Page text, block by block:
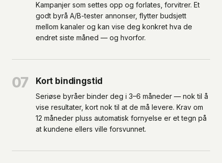
Kampanjer som settes opp og forlates, forvitrer. Et
godt byrå A/B-tester annonser, flytter budsjett
mellom kanaler og kan vise deg konkret hva de
endret siste måned — og hvorfor.
07 Kort bindingstid
Seriøse byråer binder deg i 3–6 måneder — nok til å
vise resultater, kort nok til at de må levere. Krav om
12 måneder pluss automatisk fornyelse er et tegn på
at kundene ellers ville forsvunnet.